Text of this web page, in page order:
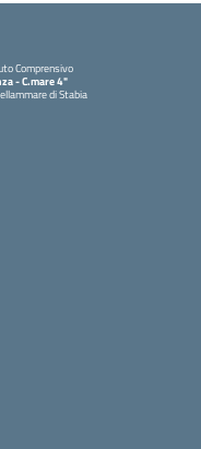
Comprensivo
- C.mare 4"
di Stabia